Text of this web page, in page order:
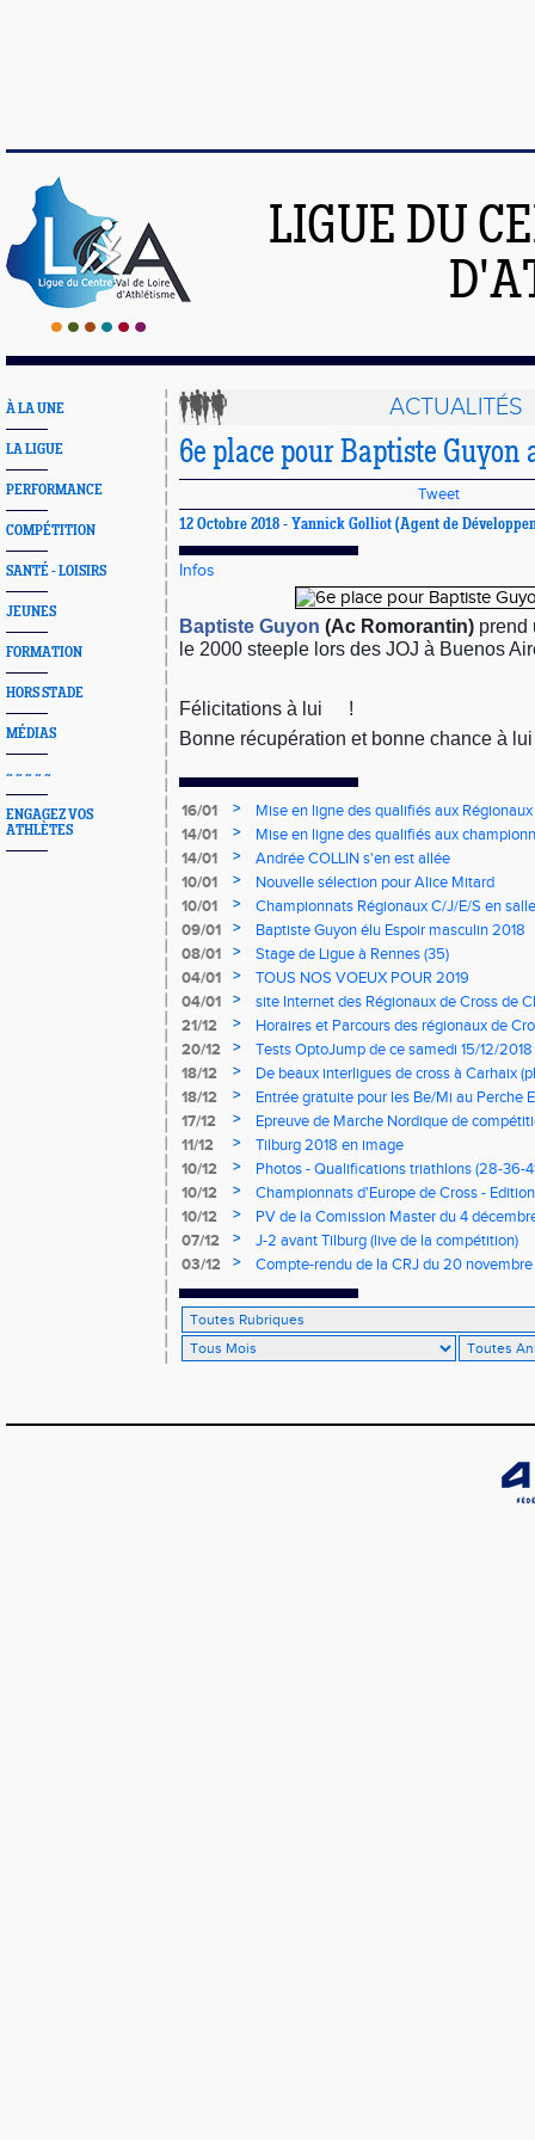
LIGUE DU
À LA UNE
LA LIGUE
PERFORMANCE
COMPÉTITION
SANTÉ - LOISIRS
JEUNES
FORMATION
HORS STADE
MÉDIAS
~ ~ ~ ~ ~
ENGAGEZ VOS
ATHLÈTES
ACTUALITÉS
6e place pour Baptiste Guyon
Tweet
12 Octobre 2018 - Yannick Golliot (Agent de
Infos
Baptiste Guyon (Ac Romorantin) prend
le 2000 steeple lors des JOJ à Buenos
Félicitations à lui
!
Bonne récupération et bonne chance à
16/01 >
Mise en ligne des qualifiés aux
14/01
>
Mise en ligne des qualifiés aux
14/01
>
Andrée COLLIN s'en est allée
10/01
>
Nouvelle sélection pour Alice Mitard
10/01
>
Championnats Régionaux C/J/E/S en
mercredi à 9h00
09/01 >
Baptiste Guyon élu Espoir masculin 2018
08/01
>
Stage de Ligue à Rennes (35)
04/01
>
TOUS NOS VOEUX POUR 2019
04/01
>
site Internet des Régionaux de Cross de
21/12
>
Horaires et Parcours des régionaux de
20/12
>
Tests OptoJump de ce samedi 15/12/2018
18/12
>
De beaux interligues de cross à Carhaix
18/12
>
Entrée gratuite pour les Be/Mi au Perche
17/12
>
Epreuve de Marche Nordique de
de cross du Loir et Cher
11/12 >
Tilburg 2018 en image
10/12
>
Photos - Qualifications triathlons (28-36-
10/12
>
Championnats d'Europe de Cross -
10/12
>
PV de la Comission Master du 4
07/12
>
J-2 avant Tilburg (live de la compétition)
03/12
> Compte-rendu de la CRJ du 20 novembre